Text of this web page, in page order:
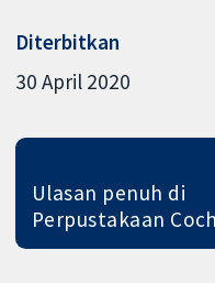
Diterbitkan
30 April 2020
Ulasan penuh di
Perpustakaan